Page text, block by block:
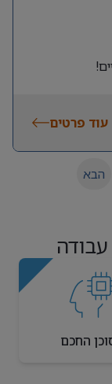
עוד פרטים
הבא
החכם